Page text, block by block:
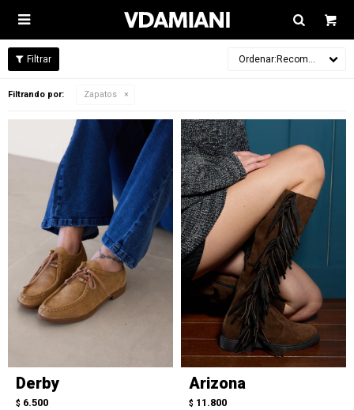

Recomendados
Filtrando por: Zapatos
Derby
$ 6.500
Arizona
$ 11.800